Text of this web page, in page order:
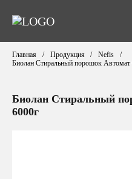
Главная Продукция
Nefis
Биолан Стиральный порошок Автомат
Биолан Стиральный
6000г